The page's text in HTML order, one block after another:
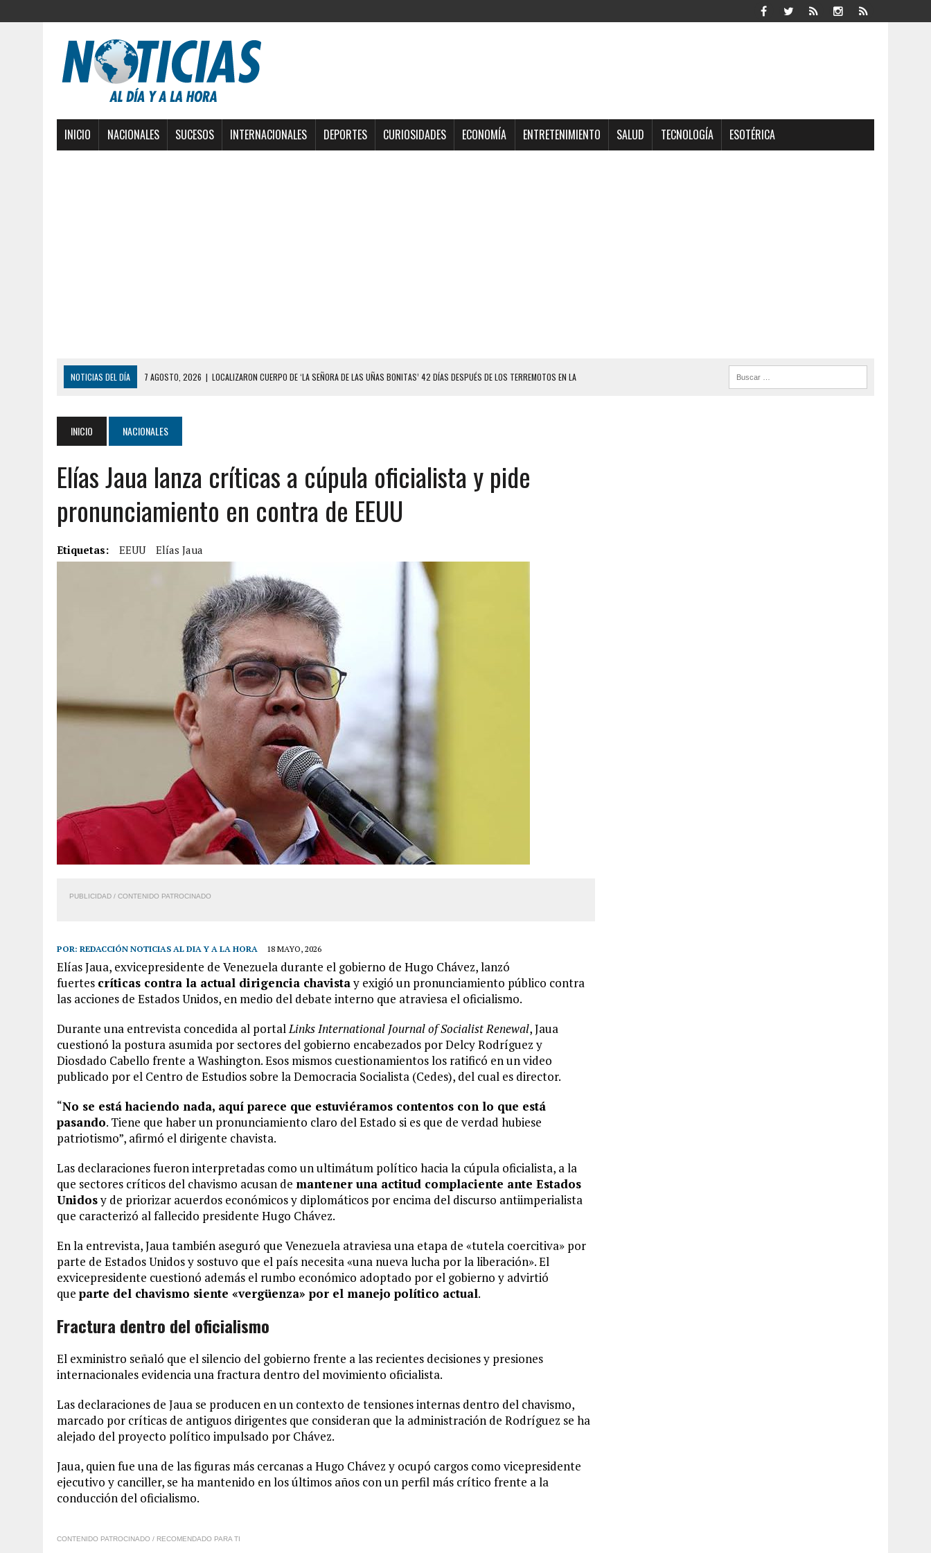
INICIO NACIONALES SUCESOS INTERNACIONALES DEPORTES CURIOSIDADES ECONOMÍA ENTRETENIMIENTO SALUD TECNOLOGÍA ESOTÉRICA
NOTICIAS DEL DÍA 7 AGOSTO, 2026 | LOCALIZARON CUERPO DE ‘LA SEÑORA DE LAS UÑAS BONITAS’ 42 DÍAS DESPUÉS DE LOS TERREMOTOS EN LA
6 AGOSTO, 2026 | BARINAS: ADOLESCENTE SE QUITÓ LA VIDA TRAS SER ACOSADA Y ABUSADA POR LA PAREJA DE SU ABUELA
6 AGOSTO, 2026
CONMOCIÓN EN COLORADO POR ASESINATO DE UNA ADOLESCENTE VENEZOLANA EN REUNIÓN CON AMIGOS
5 AGOSTO, 2026 | PRESUNTO BROTE PSICÓTICO POR FALTA DE TRATAMIENTO DESENCADENÓ TRAGEDIA FAMILIAR
5 AGOSTO, 2026 |
HORROR EN BARINAS: UN HOMBRE INDUJO AL SUICIDIO A UNA ADOLESCENTE DE 13 AÑOS TRAS ABUSAR DE ELLA
EDIFICIO PETUNIA
FUGA DE GAS GENERÓ EXPLOSIÓN EN LOCAL COMERCIAL DE CHACAO
HOMBRE ASESINÓ A SU TÍA CON UN PUÑAL Y DEJÓ HERIDAS A SU PRIMA Y A OTRO FAMILIAR EN BOLÍVAR
YARACUY: ASESINARON DOS HOMBRES EL MISMO DÍA EN SECTORES VECINOS
INICIO NACIONALES
Elías Jaua lanza críticas a cúpula oficialista y pide
pronunciamiento en contra de EEUU
Etiquetas: EEUU Elías Jaua
PUBLICIDAD / CONTENIDO PATROCINADO
POR: REDACCIÓN NOTICIAS AL DIA Y A LA HORA 18 MAYO, 2026
Elías Jaua, exvicepresidente de Venezuela durante el gobierno de Hugo Chávez, lanzó
fuertes críticas contra la actual dirigencia chavistay exigió un pronunciamiento público contra
las acciones de Estados Unidos, en medio del debate interno que atraviesa el oficialismo.
Durante una entrevista concedida al portalLinks International Journal of Socialist Renewal, Jaua
cuestionó la postura asumida por sectores del gobierno encabezados por Delcy Rodríguez y
Diosdado Cabello frente a Washington. Esos mismos cuestionamientos los ratificó en un video
publicado por el Centro de Estudios sobre la Democracia Socialista (Cedes), del cual es director.
“No se está haciendo nada, aquí parece que estuviéramos contentos con lo que está
pasando. Tiene que haber un pronunciamiento claro del Estado si es que de verdad hubiese
patriotismo”, afirmó el dirigente chavista.
Las declaraciones fueron interpretadas como un ultimátum político hacia la cúpula oficialista, a la
que sectores críticos del chavismo acusan de mantener una actitud complaciente ante Estados
Unidosy de priorizar acuerdos económicos y diplomáticos por encima del discurso antiimperialista
que caracterizó al fallecido presidente Hugo Chávez.
En la entrevista, Jaua también aseguró que Venezuela atraviesa una etapa de «tutela coercitiva» por
parte de Estados Unidos y sostuvo que el país necesita «una nueva lucha por la liberación». El
exvicepresidente cuestionó además el rumbo económico adoptado por el gobierno y advirtió
que parte del chavismo siente «vergüenza» por el manejo político actual.
Fractura dentro del oficialismo
El exministro señaló que el silencio del gobierno frente a las recientes decisiones y presiones
internacionales evidencia una fractura dentro del movimiento oficialista.
Las declaraciones de Jaua se producen en un contexto de tensiones internas dentro del chavismo,
marcado por críticas de antiguos dirigentes que consideran que la administración de Rodríguez se ha
alejado del proyecto político impulsado por Chávez.
Jaua, quien fue una de las figuras más cercanas a Hugo Chávez y ocupó cargos como vicepresidente
ejecutivo y canciller, se ha mantenido en los últimos años con un perfil más crítico frente a la
conducción del oficialismo.
CONTENIDO PATROCINADO / RECOMENDADO PARA TI